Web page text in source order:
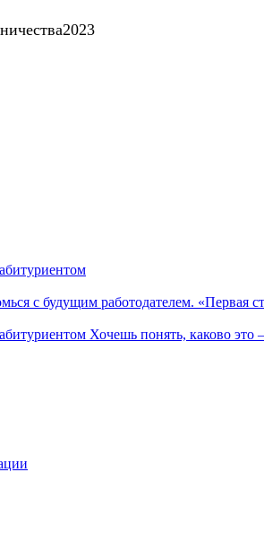
с будущим работодателем. «Первая
Хочешь понять, каково